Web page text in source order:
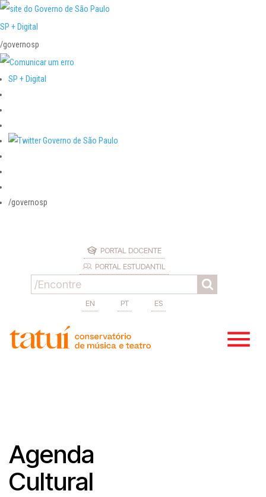
SP + Digital
/governosp
SP + Digital
/governosp
PORTAL DOCENTE
PORTAL ESTUDANTIL
EN PT ES
Agenda
Cultural